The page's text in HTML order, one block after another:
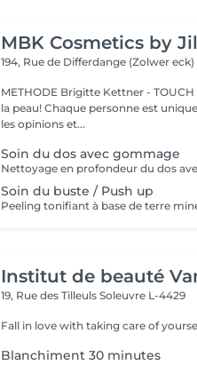
MBK Cosmetics by Jil
194, Rue de Differdange (Zolwer eck)
METHODE Brigitte Kettner -
la peau! Chaque personne est
les opinions et...
Soin du dos avec gommage
Nettoyage en profondeur du dos
Soin du buste / Push up
Institut de beauté
19, Rue des TilleulsSoleuvre L-4429
Fall in love with taking care of
Blanchiment 30 minutes